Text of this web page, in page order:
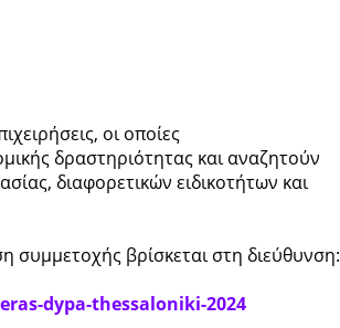
οι οποίες
δραστηριότητας και αναζητούν
διαφορετικών ειδικοτήτων και
συμμετοχής βρίσκεται στη διεύθυνση:
dypa-thessaloniki-2024